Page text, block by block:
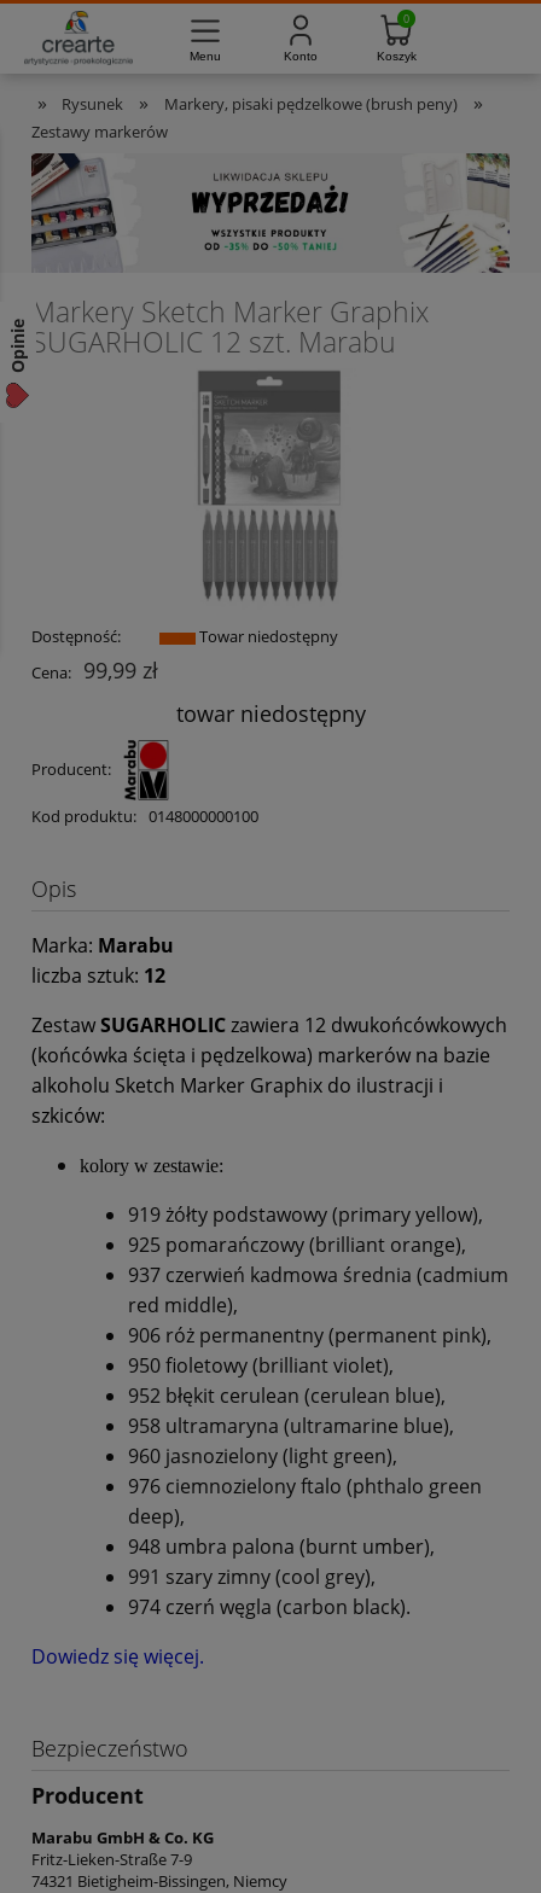
» Rysunek » Markery, pisaki pędzelkowe (brush peny) »
Zestawy markerów
Markery Sketch Marker Graphix
SUGARHOLIC 12 szt. Marabu
Dostępność:
Towar niedostępny
Cena:
99,99 zł
towar niedostępny
Producent:
Kod produktu: 0148000000100
Opis
Marka: Marabu
liczba sztuk: 12
ZestawSUGARHOLICzawiera 12 dwukońcówkowych
(końcówka ścięta i pędzelkowa) markerów na bazie
alkoholu Sketch Marker Graphix do ilustracji i
szkiców:
kolory w zestawie:
919 żółty podstawowy (primary yellow),
925 pomarańczowy (brilliant orange),
937 czerwień kadmowa średnia (cadmium
red middle),
906 róż permanentny (permanent pink),
950 fioletowy (brilliant violet),
952 błękit cerulean (cerulean blue),
958 ultramaryna (ultramarine blue),
960 jasnozielony (light green),
976 ciemnozielony ftalo (phthalo green
deep),
948 umbra palona (burnt umber),
991 szary zimny (cool grey),
974 czerń węgla (carbon black).
Dowiedz się więcej.
Bezpieczeństwo
Producent
Marabu GmbH & Co. KG
Fritz-Lieken-Straße 7-9
74321 Bietigheim-Bissingen, Niemcy
Masz pytania? 733-012-789 Pon. - Pt. 8:00 - 16:00
Opinie